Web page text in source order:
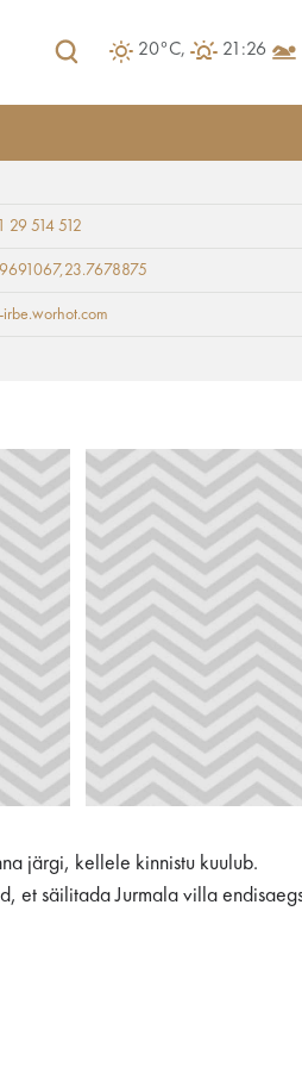
20°C, 21:26
29 514 512
järgi, kellele kinnistu kuulub.
et säilitada Jurmala villa